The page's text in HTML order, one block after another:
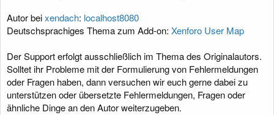
u
n
g
Autor beixendach: localhost8080
Deutschsprachiges Thema zum Add-on: Xenforo User Map
Der Support erfolgt ausschließlich im Thema des Originalautors.
Solltet ihr Probleme mit der Formulierung von Fehlermeldungen
oder Fragen haben, dann versuchen wir euch gerne dabei zu
unterstützen oder übersetzte Fehlermeldungen, Fragen oder
ähnliche Dinge an den Autor weiterzugeben.